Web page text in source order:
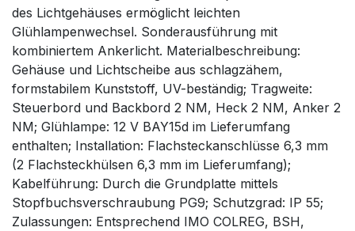
des Lichtgehäuses ermöglicht leichten
Glühlampenwechsel. Sonderausführung mit
kombiniertem Ankerlicht. Materialbeschreibung:
Gehäuse und Lichtscheibe aus schlagzähem,
formstabilem Kunststoff, UV-beständig; Tragweite:
Steuerbord und Backbord 2 NM, Heck 2 NM, Anker 2
NM; Glühlampe: 12 V BAY15d im Lieferumfang
enthalten; Installation: Flachsteckanschlüsse 6,3 mm
(2 Flachsteckhülsen 6,3 mm im Lieferumfang);
Kabelführung: Durch die Grundplatte mittels
Stopfbuchsverschraubung PG9; Schutzgrad: IP 55;
Zulassungen: Entsprechend IMO COLREG, BSH,